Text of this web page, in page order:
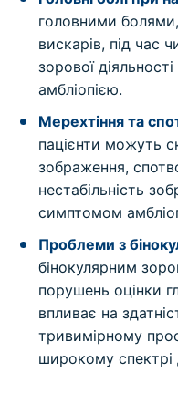
головними
вискарів, під час
зорової
амбліопією.
Мерехтіння та
пацієнти можуть
зображення,
нестабільність
симптомом
Проблеми з
бінокулярним
порушень оцінки
впливає на
тривимірному
широкому спектрі